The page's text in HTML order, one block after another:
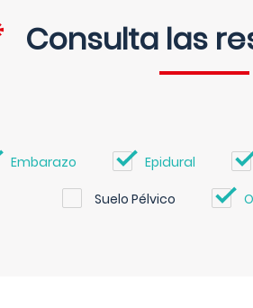
Consulta las
Embarazo Epidural
Suelo Pélvico